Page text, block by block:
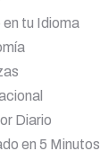
tu Idioma
Diario
en 5 Minutos